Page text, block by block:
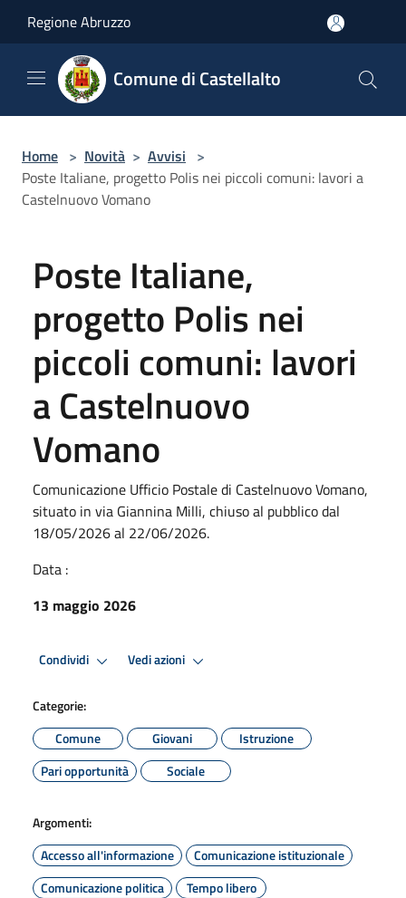
Regione Abruzzo
Comune di Castellalto
Home > Novità > Avvisi >
Poste Italiane, progetto Polis nei piccoli comuni: lavori a
Castelnuovo Vomano
Poste Italiane,
progetto Polis nei
piccoli comuni: lavori
a Castelnuovo
Vomano
Comunicazione Ufficio Postale di Castelnuovo Vomano,
situato in via Giannina Milli, chiuso al pubblico dal
18/05/2026 al 22/06/2026.
Data :
13 maggio 2026
Condividi Vedi azioni
Categorie:
Comune
Giovani
Istruzione
Pari opportunità
Sociale
Argomenti:
Accesso all'informazione
Comunicazione istituzionale
Comunicazione politica
Tempo libero